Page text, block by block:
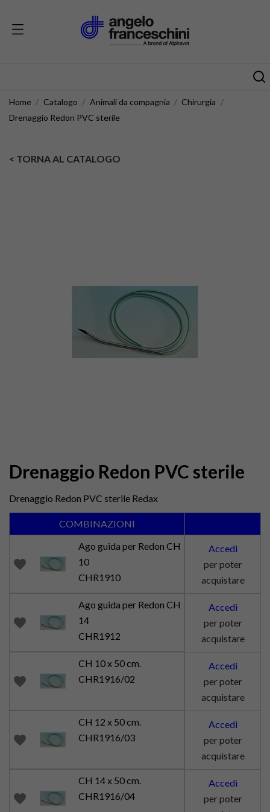
Home Catalogo Animali da compagnia
Chirurgia
Drenaggio Redon PVC sterile
< TORNA AL CATALOGO
Drenaggio Redon PVC sterile
Drenaggio Redon PVC sterile Redax
COMBINAZIONI
favorite
Ago guida per Redon CH
10
CHR1910
Accedi
per poter
acquistare
favorite
Ago guida per Redon CH
14
CHR1912
Accedi
per poter
acquistare
favorite
CH 10 x 50 cm.
CHR1916/02
Accedi
per poter
acquistare
favorite
CH 12 x 50 cm.
CHR1916/03
Accedi
per poter
acquistare
favorite
CH 14 x 50 cm.
CHR1916/04
Accedi
per poter